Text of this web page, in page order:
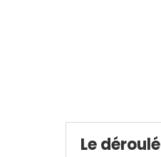
Le déroulé